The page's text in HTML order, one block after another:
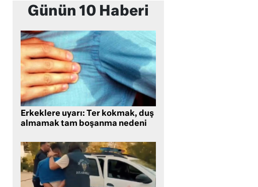
Günün 10 Haberi
Erkeklere uyarı: Ter kokmak, duş
almamak tam boşanma nedeni